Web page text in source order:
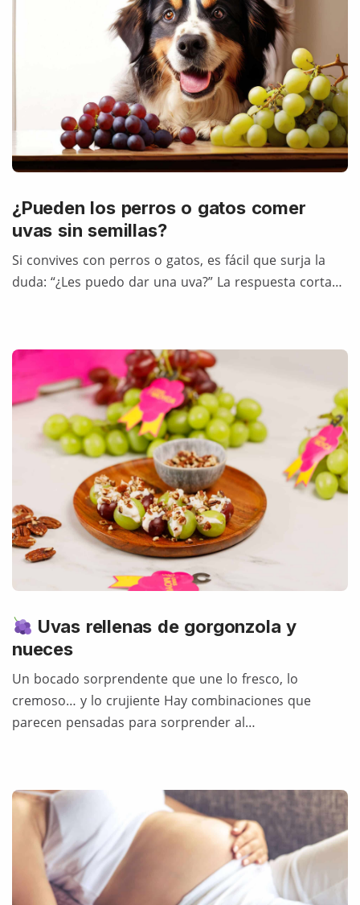
¿Pueden los perros o gatos comer
uvas sin semillas?
Si convives con perros o gatos, es fácil que surja la
duda: “¿Les puedo dar una uva?” La respuesta corta…
Uvas rellenas de gorgonzola y
nueces
Un bocado sorprendente que une lo fresco, lo
cremoso… y lo crujiente Hay combinaciones que
parecen pensadas para sorprender al…